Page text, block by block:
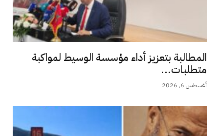
المطالبة بتعزيز أداء مؤسسة الوسيط لمواكبة
متطلبات...
أغسطس 6, 2026